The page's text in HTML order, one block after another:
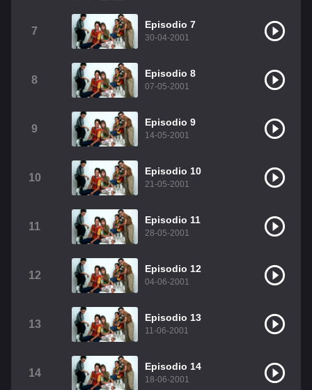
Christian Chavez
Dulce María
RBD Como Assistir Legendado
7
Episodio 7
30-04-2001
8
Episodio 8
07-05-2001
9
Episodio 9
14-05-2001
10
Episodio 10
21-05-2001
11
Episodio 11
28-05-2001
12
Episodio 12
04-06-2001
13
Episodio 13
11-06-2001
14
Episodio 14
18-06-2001